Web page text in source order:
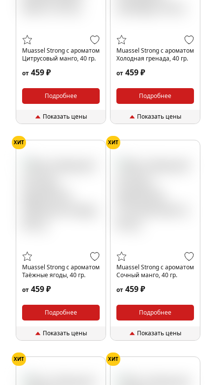
Muassel Strong с ароматом
Цитрусовый манго, 40 гр.
от 459 ₽
Подробнее
Показать цены
Muassel Strong с ароматом
Холодная гренада, 40 гр.
от 459 ₽
Подробнее
Показать цены
ХИТ
Muassel Strong с ароматом
Таёжные ягоды, 40 гр.
от 459 ₽
Подробнее
Показать цены
ХИТ
Muassel Strong с ароматом
Сочный манго, 40 гр.
от 459 ₽
Подробнее
Показать цены
ХИТ ХИТ